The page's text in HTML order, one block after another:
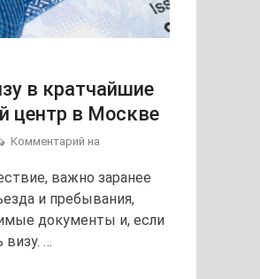
в кратчайшие
центр в Москве
Комментарий на
визу
кратчайшие
сроки
важно заранее
и пребывания,
документы и, если
визу. …